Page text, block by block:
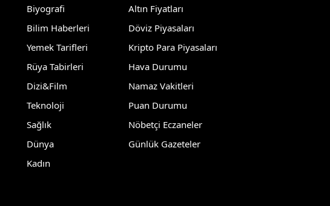
Aksaray
Bayburt
Karaman
Kırıkkale
Batman
Şırnak
Biyografi
Bilim Haberleri
Yemek Tarifleri
Rüya Tabirleri
Dizi&Film
Teknoloji
Sağlık
Dünya
Kadın
Altın Fiyatları
Döviz Piyasaları
Kripto Para Piyasaları
Hava Durumu
Namaz Vakitleri
Puan Durumu
Nöbetçi Eczaneler
Günlük Gazeteler